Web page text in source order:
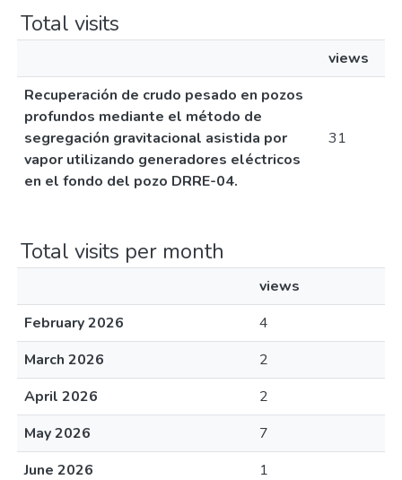
Total visits
views
Recuperación de crudo pesado en pozos
profundos mediante el método de
segregación gravitacional asistida por
vapor utilizando generadores eléctricos
en el fondo del pozo DRRE-04.
31
Total visits per month
views
February 2026
4
March 2026
2
April 2026
2
May 2026
7
June 2026
1